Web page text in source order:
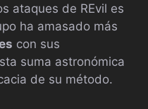
ataques de REvil es
ha amasado más
con sus
suma astronómica
de su método.